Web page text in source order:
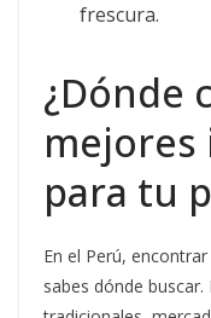
frescura.
¿Dónde
para tu
En el Perú,
sabes dónde